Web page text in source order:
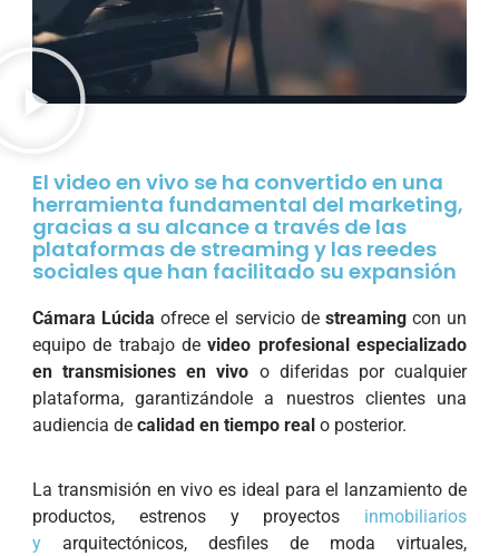
El video en vivo se ha convertido en una
herramienta fundamental del marketing,
gracias a su alcance a través de las
plataformas de streaming y las reedes
sociales que han facilitado su expansión
Cámara Lúcida ofrece el servicio de streamingcon un
equipo de trabajo devideo profesional especializado
en transmisiones en vivo o diferidas por cualquier
plataforma, garantizándole a nuestros clientes una
audiencia de calidad en tiempo realo posterior.
La transmisión en vivo es ideal para el lanzamiento de
productos, estrenos y proyectos inmobiliarios
y arquitectónicos, desfiles de moda virtuales,